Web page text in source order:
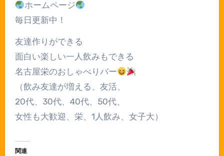
ホームページ
毎日更新中！
友達作りができる
面白い楽しい一人飲みもできる
名古屋栄のおしゃべりバー
（飲み友達が増える、友活、
20代、30代、40代、50代、
女性も大歓迎、栄、1人飲み、女子大）
関連